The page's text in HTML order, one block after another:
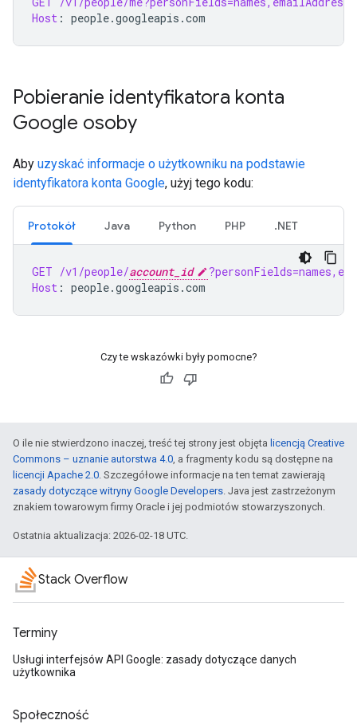
Host : people.googleapis.com
Pobieranie identyfikatora konta
Google osoby
Aby uzyskać informacje o użytkowniku na podstawie
identyfikatora konta Google, użyj tego kodu:
Protokół Java Python PHP .NET
GET /v1/people/account_id
Host : people.googleapis.com
Czy te wskazówki były pomocne?
O ile nie stwierdzono inaczej, treść tej strony jest objęta licencją Creative
Commons – uznanie autorstwa 4.0, a fragmenty kodu są dostępne na
licencji Apache 2.0. Szczegółowe informacje na ten temat zawierają
zasady dotyczące witryny Google Developers. Java jest zastrzeżonym
znakiem towarowym firmy Oracle i jej podmiotów stowarzyszonych.
Ostatnia aktualizacja: 2026-02-18 UTC.
Stack Overflow
Terminy
Usługi interfejsów API Google: zasady dotyczące danych
użytkownika
Społeczność